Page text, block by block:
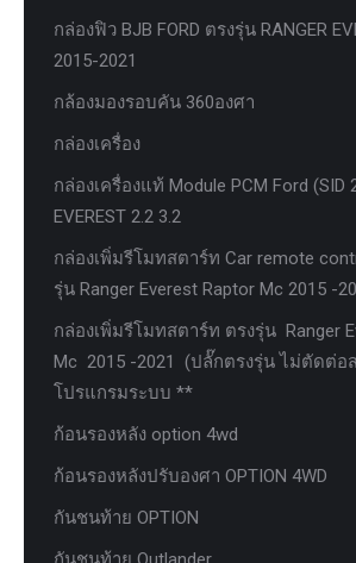
กล่องฟิว BJB FORD ตรงรุ่น RANGER
2015-2021
กล้องมองรอบคัน 360องศา
กล่องเครื่อง
กล่องเครื่องแท้ Module PCM Ford (SID
EVEREST 2.2 3.2
กล่องเพิ่มรีโมทสตาร์ท Car remote
รุ่น Ranger Everest Raptor Mc 2015 -
กล่องเพิ่มรีโมทสตาร์ท ตรงรุ่น Ranger
Mc 2015 -2021 (ปลั๊กตรงรุ่น ไม่ตัดต่อ
โปรแกรมระบบ **
ก้อนรองหลัง option 4wd
ก้อนรองหลังปรับองศา OPTION 4WD
กันชนท้าย OPTION